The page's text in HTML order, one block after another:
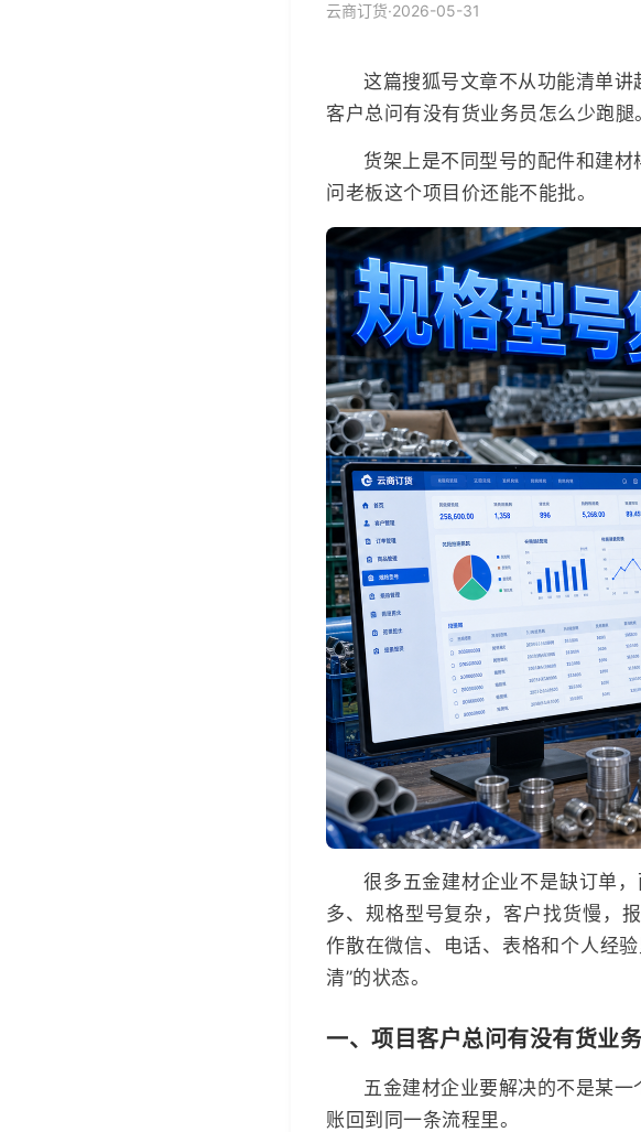
云商订货·2026-05-31
这篇搜狐号文章不从功能清单
客户总问有没有货业务员怎么少跑腿
货架上是不同型号的配件和建
问老板这个项目价还能不能批。
很多五金建材企业不是缺订单
多、规格型号复杂，客户找货慢，
作散在微信、电话、表格和个人经
清”的状态。
一、项目客户总问有没有货业
五金建材企业要解决的不是某
账回到同一条流程里。